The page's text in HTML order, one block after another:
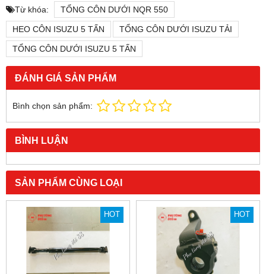
Từ khóa: TỔNG CÔN DƯỚI NQR 550
HEO CÔN ISUZU 5 TẤN TỔNG CÔN DƯỚI ISUZU TẢI
TỔNG CÔN DƯỚI ISUZU 5 TẤN
ĐÁNH GIÁ SẢN PHẨM
Bình chọn sản phẩm:
BÌNH LUẬN
SẢN PHẨM CÙNG LOẠI
HOT HOT